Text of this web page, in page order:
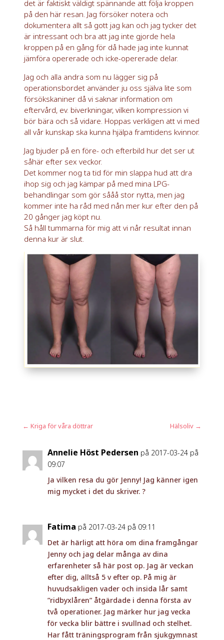
det är faktiskt väldigt spännande att följa kroppen
på den här resan. Jag försöker notera och
dokumentera allt så gott jag kan och jag tycker det
är intressant och bra att jag inte gjorde hela
kroppen på en gång för då hade jag inte kunnat
jämföra opererade och icke-opererade delar.
Jag och alla andra som nu lägger sig på
operationsbordet använder ju oss själva lite som
försökskaniner då vi saknar information om
eftervård, ev. biverkningar, vilken kompression vi
bör bära och så vidare. Hoppas verkligen att vi med
all vår kunskap ska kunna hjälpa framtidens kvinnor.
Jag bjuder på en före- och efterbild hur det ser ut
såhär efter sex veckor.
Det kommer nog ta tid för min slappa hud att dra
ihop sig och jag kämpar på med mina LPG-
behandlingar som gör sååå stor nytta, men jag
kommer inte ha råd med nån mer kur efter den på
20 gånger jag köpt nu.
Så håll tummarna för mig att vi når resultat innan
denna kur är slut.
← Kriga för våra döttrar Hälsoliv →
Annelie Höst Pedersen på 2017-03-24 på
09:07
Ja vilken resa du gör Jenny! Jag känner igen
mig mycket i det du skriver. ?
Fatima på 2017-03-24 på 09:11
Det är härligt att höra om dina framgångar
Jenny och jag delar många av dina
erfarenheter så här post op. Jag är veckan
efter dig, alltså 5 v efter op. På mig är
huvudsakligen vader och insida lår samt
”ridbyxlåren” åtgärdade i denna första av
två operationer. Jag märker hur jag vecka
för vecka blir bättre i svullnad och stelhet.
Har fått träningsprogram från sjukgymnast